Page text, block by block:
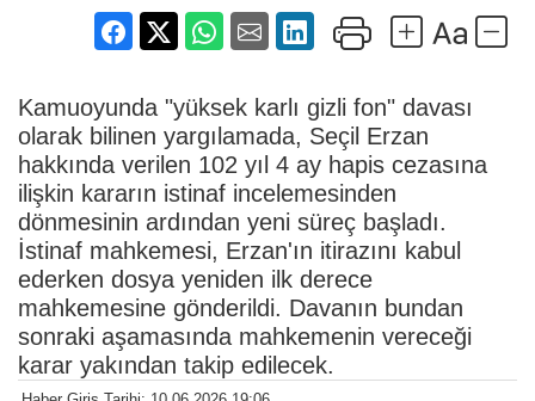
Kamuoyunda "yüksek karlı gizli fon" davası
olarak bilinen yargılamada, Seçil Erzan
hakkında verilen 102 yıl 4 ay hapis cezasına
ilişkin kararın istinaf incelemesinden
dönmesinin ardından yeni süreç başladı.
İstinaf mahkemesi, Erzan'ın itirazını kabul
ederken dosya yeniden ilk derece
mahkemesine gönderildi. Davanın bundan
sonraki aşamasında mahkemenin vereceği
karar yakından takip edilecek.